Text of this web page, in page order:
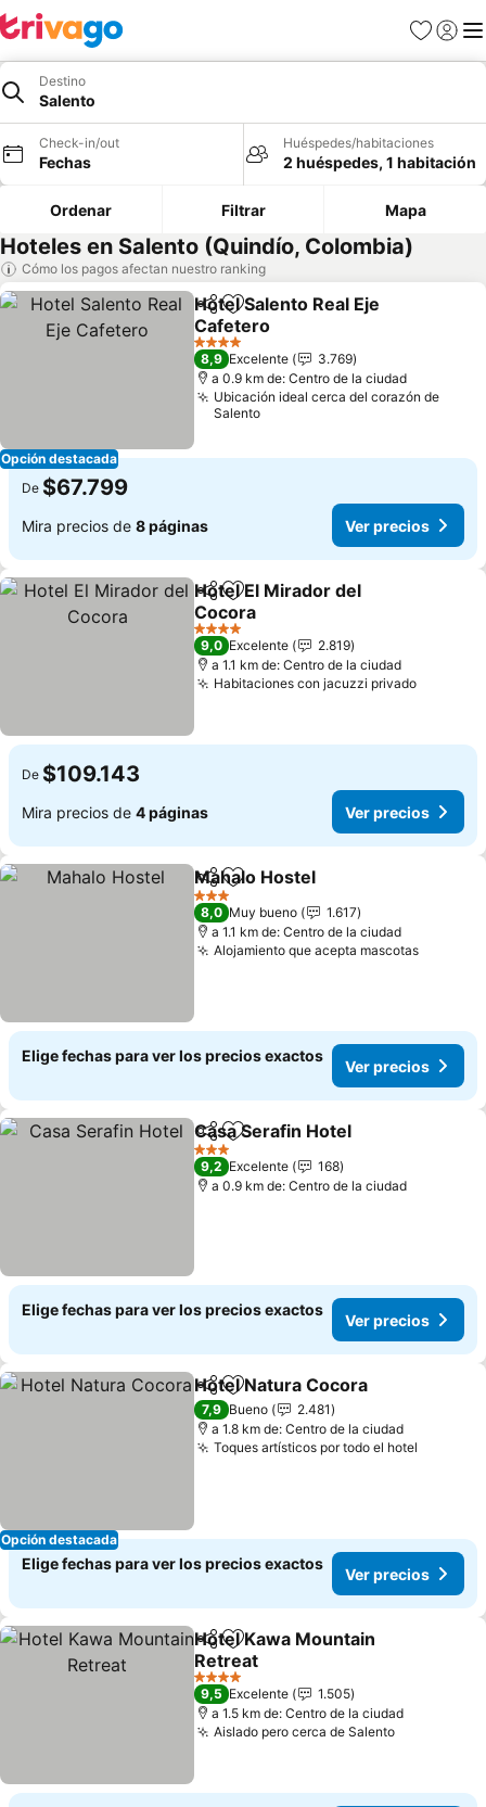
Favoritos
Iniciar
Destino
Salento
Check-in/out
Fechas
Huéspedes/habitaciones
2 huéspedes, 1 habitación
Ordenar Filtrar Mapa
Hoteles en Salento (Quindío, Colombia)
Cómo los pagos afectan nuestro ranking
Opción destacada
CompartirAgregar a favoritos
Hotel Salento Real Eje
Cafetero
Ver precios
4 Estrellas
8,9 Excelente
3.769
a 0.9 km de: Centro de la ciudad
Ubicación ideal cerca del corazón de
Salento
De $67.799
Mira precios de 8 páginas Ver precios
CompartirAgregar a favoritos
Hotel El Mirador del
Cocora
Ver precios
4 Estrellas
9,0 Excelente
2.819
a 1.1 km de: Centro de la ciudad
Habitaciones con jacuzzi privadoVer
De $109.143
Mira precios de 4 páginas Ver precios
CompartirAgregar a favoritos
Mahalo Hostel
3 Estrellas
8,0 Muy bueno
1.617
a 1.1 km de: Centro de la ciudad
Alojamiento que acepta mascotasVer
Elige fechas para ver los precios exactos
Ver precios
CompartirAgregar a favoritos
Casa Serafin Hotel
3 Estrellas
9,2 Excelente
168
a 0.9 km de: Centro de la ciudad
Elige fechas para ver los precios exactos
Ver precios
Opción destacada
CompartirAgregar a favoritos
Hotel Natura Cocora
7,9 Bueno
2.481
a 1.8 km de: Centro de la ciudad
Toques artísticos por todo el hotel
Elige fechas para ver los precios exactos
Ver precios
CompartirAgregar a favoritos
Hotel Kawa Mountain
Retreat
Ver precios
4 Estrellas
9,5 Excelente
1.505
a 1.5 km de: Centro de la ciudad
Aislado pero cerca de SalentoVer